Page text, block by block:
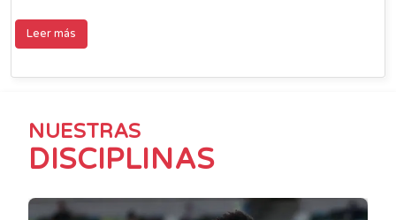
Leer más
NUESTRAS
DISCIPLINAS